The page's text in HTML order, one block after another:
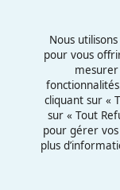
Rue de la
57070 - Metz
France
Nous
pour vous
mesurer
cliquant sur «
sur « Tout
pour gérer
plus